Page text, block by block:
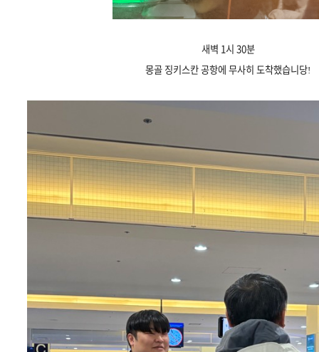
새벽 1시 30분
몽골 징키스칸 공항에 무사히 도착했습니당!